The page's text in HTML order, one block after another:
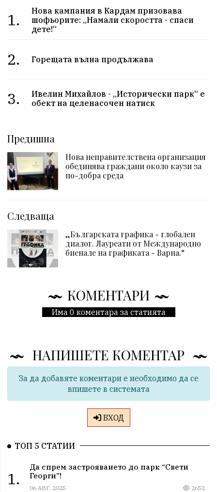
1.
Нова кампания в Кардам призовава
шофьорите: „Намали скоростта - спаси
дете!“
2. Горещата вълна продължава
3.
Ивелин Михайлов - „Исторически парк“ е
обект на целенасочен натиск
Предишна
Нова неправителствена организация
обединява граждани около каузи за
по-добра среда
Следваща
„Българската графика - глобален
диалог. Лауреати от Международно
биенале на графиката - Варна.“
КОМЕНТАРИ
Има 0 коментара за статията
НАПИШЕТЕ КОМЕНТАР
За да добавяте коментари е необходимо да се
впишете в системата
ВХОД
ТОП 5 СТАТИИ
1.
Да спрем застрояването до парк “Свети
Георги”!
06 АВГ, 2025 2652